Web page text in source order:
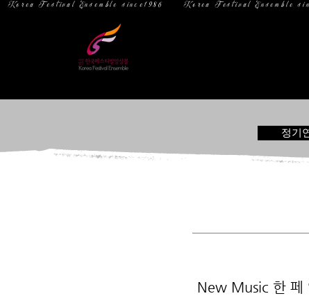
  Korea Festival Ensemble since1986
정기
New Music 한 페